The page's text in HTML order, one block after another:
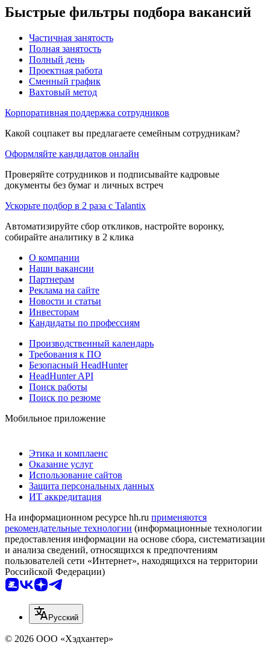
Быстрые фильтры подбора вакансий
Частичная занятость
Полная занятость
Полный день
Проектная работа
Сменный график
Вахтовый метод
Корпоративная поддержка сотрудников
Какой соцпакет вы предлагаете семейным сотрудникам?
Оформляйте кандидатов онлайн
Проверяйте сотрудников и подписывайте кадровые
документы без бумаг и личных встреч
Ускорьте подбор в 2 раза с Talantix
Автоматизируйте сбор откликов, настройте воронку,
собирайте аналитику в 2 клика
О компании
Наши вакансии
Партнерам
Реклама на сайте
Новости и статьи
Инвесторам
Кандидаты по профессиям
Производственный календарь
Требования к ПО
Безопасный HeadHunter
HeadHunter API
Поиск работы
Поиск по резюме
Мобильное приложение
Этика и комплаенс
Оказание услуг
Использование сайтов
Защита персональных данных
ИТ аккредитация
На информационном ресурсе hh.ru применяются
рекомендательные технологии (информационные технологии
предоставления информации на основе сбора, систематизации
и анализа сведений, относящихся к предпочтениям
пользователей сети «Интернет», находящихся на территории
Российской Федерации)
Русский
© 2026 ООО «Хэдхантер»